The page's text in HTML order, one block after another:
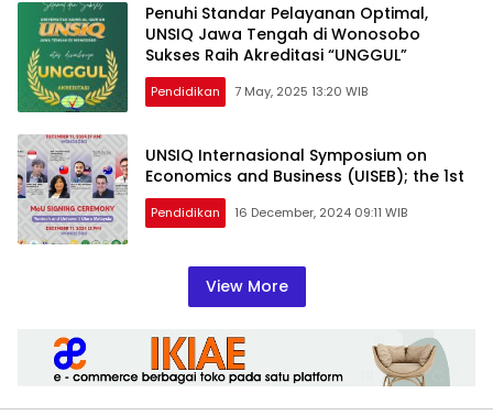
Penuhi Standar Pelayanan Optimal,
UNSIQ Jawa Tengah di Wonosobo
Sukses Raih Akreditasi “UNGGUL”
Pendidikan 7 May, 2025 13:20 WIB
UNSIQ Internasional Symposium on
Economics and Business (UISEB); the 1st
Pendidikan 16 December, 2024 09:11 WIB
View More